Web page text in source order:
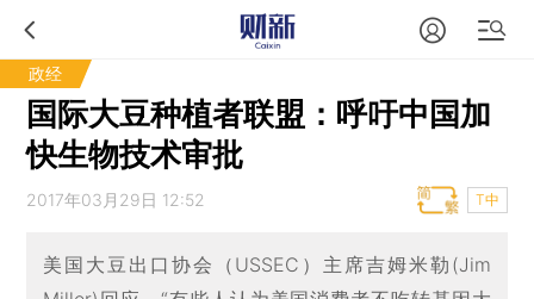
政经
国际大豆种植者联盟：呼吁中国加
快生物技术审批
2017年03月29日 12:52 T中
美国大豆出口协会（USSEC）主席吉姆米勒(Jim